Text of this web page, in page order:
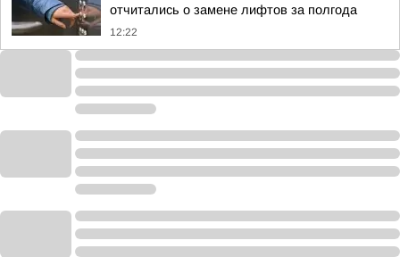
отчитались о замене лифтов за полгода
12:22